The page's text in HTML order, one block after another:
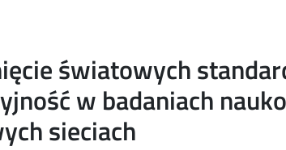
światowych
w badaniach
sieciach